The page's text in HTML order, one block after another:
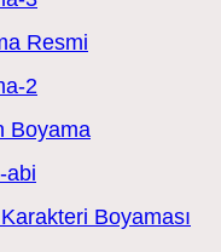
Resmi
Boyama
Boyaması